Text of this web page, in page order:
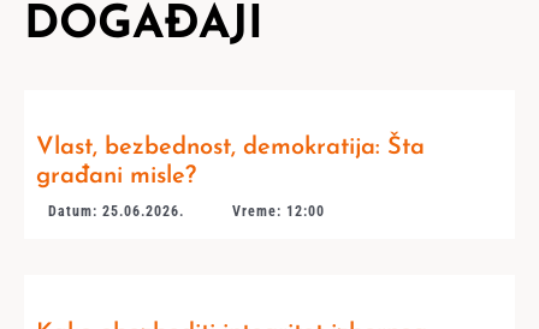
DOGAĐAJI
Vlast, bezbednost, demokratija: Šta
građani misle?
Datum: 25.06.2026. Vreme: 12:00